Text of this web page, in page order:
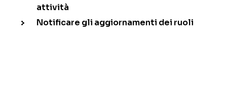
attività
Notificare gli aggiornamenti dei ruoli